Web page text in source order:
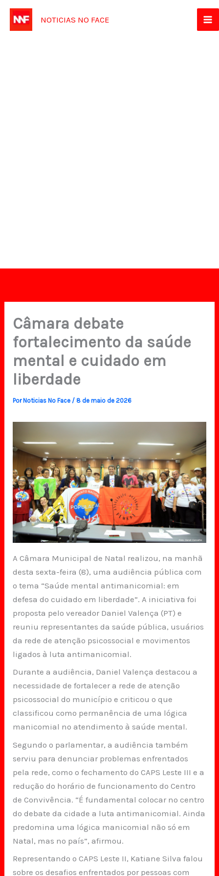
para
NOTICIAS NO FACE
Câmara debate
fortalecimento da saúde
mental e cuidado em
liberdade
PorNoticias No Face / 8 de maio de 2026
A Câmara Municipal de Natal realizou, na manhã
desta sexta-feira (8), uma audiência pública com
o tema “Saúde mental antimanicomial: em
defesa do cuidado em liberdade”. A iniciativa foi
proposta pelo vereador Daniel Valença (PT) e
reuniu representantes da saúde pública, usuários
da rede de atenção psicossocial e movimentos
ligados à luta antimanicomial.
Durante a audiência, Daniel Valença destacou a
necessidade de fortalecer a rede de atenção
psicossocial do município e criticou o que
classificou como permanência de uma lógica
manicomial no atendimento à saúde mental.
Segundo o parlamentar, a audiência também
serviu para denunciar problemas enfrentados
pela rede, como o fechamento do CAPS Leste III e a
redução do horário de funcionamento do Centro
de Convivência. “É fundamental colocar no centro
do debate da cidade a luta antimanicomial. Ainda
predomina uma lógica manicomial não só em
Natal, mas no país”, afirmou.
Representando o CAPS Leste II, Katiane Silva falou
sobre os desafios enfrentados por pessoas com